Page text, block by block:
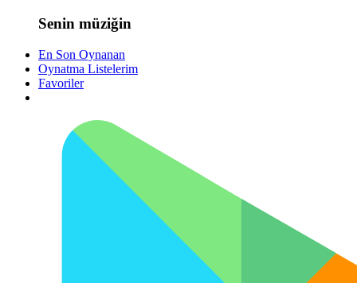
Senin müziğin
En Son Oynanan
Oynatma Listelerim
Favoriler